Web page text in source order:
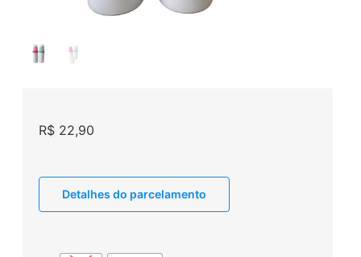
R$22,90
Detalhes do parcelamento